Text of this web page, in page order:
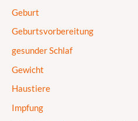
Geburt
Geburtsvorbereitung
gesunder Schlaf
Gewicht
Haustiere
Impfung